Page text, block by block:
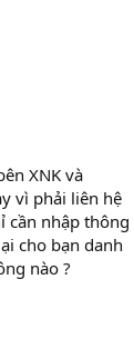
XNK và
vì phải liên hệ
cần nhập thông
cho bạn danh
nào ?